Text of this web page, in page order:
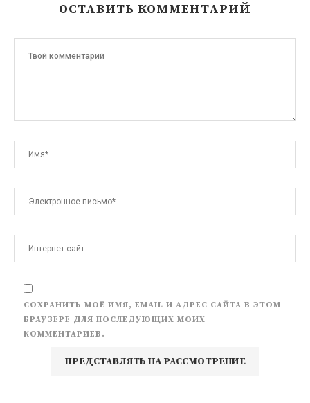
ОСТАВИТЬ КОММЕНТАРИЙ
СОХРАНИТЬ МОЁ ИМЯ, EMAIL И АДРЕС САЙТА В ЭТОМ
БРАУЗЕРЕ ДЛЯ ПОСЛЕДУЮЩИХ МОИХ
КОММЕНТАРИЕВ.